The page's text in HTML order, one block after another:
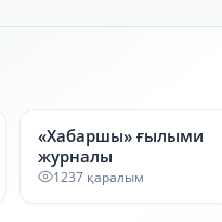
«Хабаршы» ғылыми
журналы
1237 қаралым